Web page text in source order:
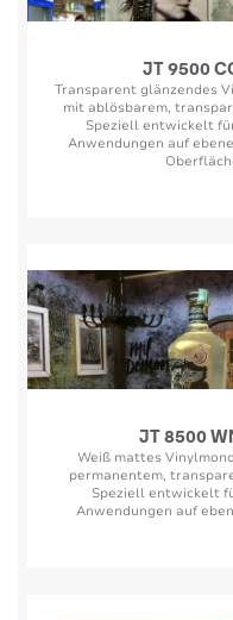
JT 9500
Transparent glänzendes
mit ablösbarem,
Speziell entwickelt
Anwendungen auf
JT 8500
Weiß mattes
permanentem,
Speziell entwickelt
Anwendungen auf